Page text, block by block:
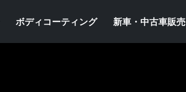
ボディコーティング 新車・中古車販売